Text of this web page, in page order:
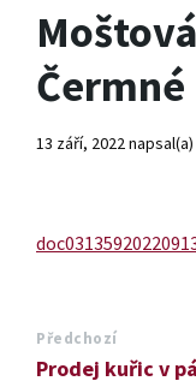
Čermné
13 září, 2022napsal(a)
Předchozí
Prodej kuřic v